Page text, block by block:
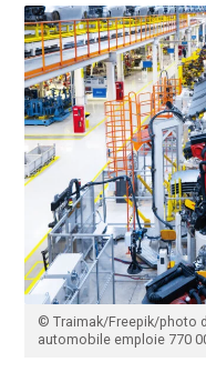
© Traimak/Freepik/photo
automobile emploie 770